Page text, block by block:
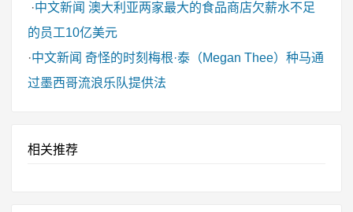
·中文新闻 澳大利亚两家最大的食品商店欠薪水不足
的员工10亿美元
·中文新闻 奇怪的时刻梅根·泰（Megan Thee）种马通
过墨西哥流浪乐队提供法
相关推荐